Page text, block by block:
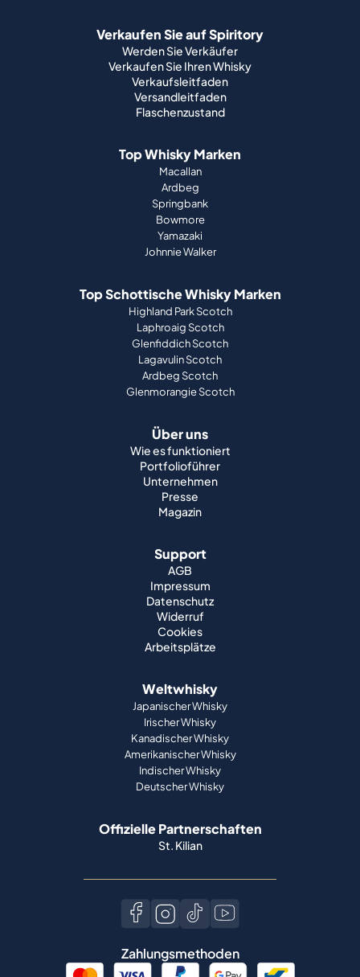
Verkaufen Sie auf Spiritory
Werden Sie Verkäufer
Verkaufen Sie Ihren Whisky
Verkaufsleitfaden
Versandleitfaden
Flaschenzustand
Top Whisky Marken
Macallan
Ardbeg
Springbank
Bowmore
Yamazaki
Johnnie Walker
Top Schottische Whisky Marken
Highland Park Scotch
Laphroaig Scotch
Glenfiddich Scotch
Lagavulin Scotch
Ardbeg Scotch
Glenmorangie Scotch
Über uns
Wie es funktioniert
Portfolioführer
Unternehmen
Presse
Magazin
Support
AGB
Impressum
Datenschutz
Widerruf
Cookies
Arbeitsplätze
Weltwhisky
Japanischer Whisky
Irischer Whisky
Kanadischer Whisky
Amerikanischer Whisky
Indischer Whisky
Deutscher Whisky
Offizielle Partnerschaften
St. Kilian
Zahlungsmethoden